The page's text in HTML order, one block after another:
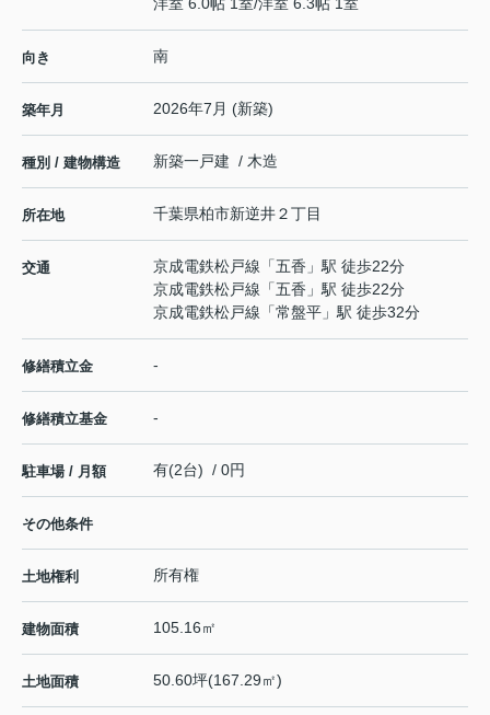
向き 南
築年月 2026年7月 (新築)
種別 / 建物構造 新築一戸建 / 木造
所在地 千葉県柏市新逆井２丁目
交通 京成電鉄松戸線 「五香 」駅 徒歩22分
京成電鉄松戸線 「五香 」駅 徒歩22分
京成電鉄松戸線 「常盤平 」駅 徒歩32分
修繕積立金 -
修繕積立基金 -
駐車場 / 月額 有(2台) / 0円
その他条件
土地権利 所有権
建物面積 105.16㎡
土地面積 50.60坪(167.29㎡)